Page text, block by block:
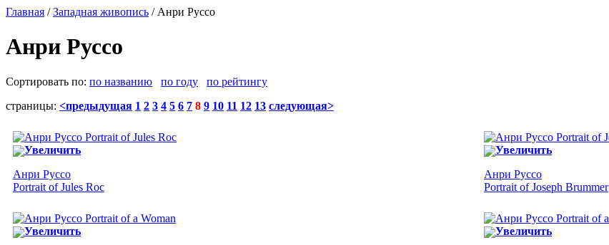
Главная /Западная живопись / Анри Руссо
Анри Руссо
Сортировать по: по названию по году
по рейтингу
страницы: <предыдущая 1 2 3 4 5 6 7 8 9 10 11 12 13 следующая>
Увеличить
Анри Руссо
Portrait of Jules Roc
Увеличить
Анри Руссо
Portrait of Joseph Brummer
Увеличить Увеличить